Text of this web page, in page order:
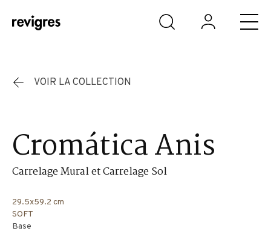
Aller au contenu principal
VOIR LA COLLECTION
Cromática Anis
Carrelage Mural et Carrelage Sol
29.5x59.2 cm
SOFT
Base